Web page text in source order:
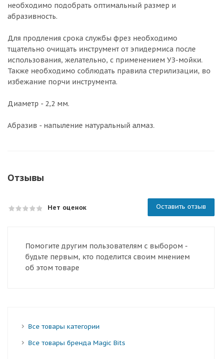
необходимо подобрать оптимальный размер и
абразивность.
Для продления срока службы фрез необходимо
тщательно очищать инструмент от эпидермиса после
использования, желательно, с применением УЗ-мойки.
Также необходимо соблюдать правила стерилизации, во
избежание порчи инструмента.
Диаметр - 2,2 мм.
Абразив - напыление натуральный алмаз.
Отзывы
Нет оценок Оставить отзыв
Помогите другим пользователям с выбором -
будьте первым, кто поделится своим мнением
об этом товаре
Все товары категории
Все товары бренда Magic Bits